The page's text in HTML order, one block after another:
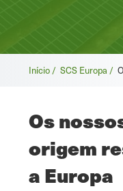
Início / SCS Europa /
Os
origem
a Europa